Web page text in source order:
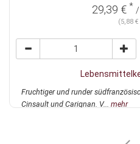
29,39 € * /
(5,88
Fruchtiger und runder
Cinsault und Carignan. V... mehr